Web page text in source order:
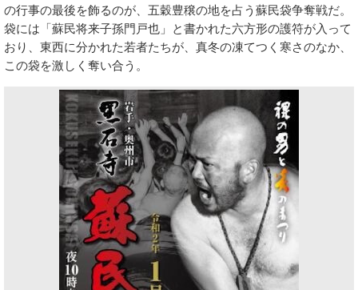
の行事の最後を飾るのが、五穀豊穣の地を占う蘇民袋争奪戦だ。
袋には「蘇民将来子孫門戸也」と書かれた六方形の護符が入って
おり、東西に分かれた若者たちが、真冬の凍てつく寒さのなか、
この袋を激しく奪い合う。